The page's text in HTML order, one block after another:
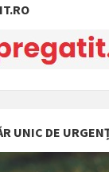
UNIC DE